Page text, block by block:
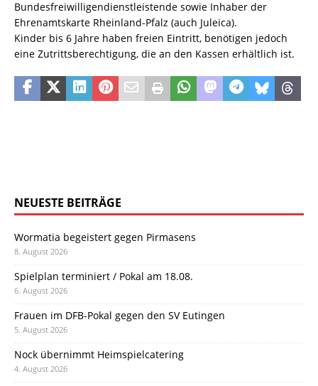
Bundesfreiwilligendienstleistende sowie Inhaber der
Ehrenamtskarte Rheinland-Pfalz (auch Juleica).
Kinder bis 6 Jahre haben freien Eintritt, benötigen jedoch
eine Zutrittsberechtigung, die an den Kassen erhältlich ist.
NEUESTE BEITRÄGE
Wormatia begeistert gegen Pirmasens
8. August 2026
Spielplan terminiert / Pokal am 18.08.
6. August 2026
Frauen im DFB-Pokal gegen den SV Eutingen
5. August 2026
Nock übernimmt Heimspielcatering
4. August 2026